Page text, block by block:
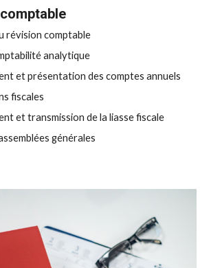
comptable
révision comptable
analytique
et présentation des comptes annuels
fiscales
et transmission de la liasse fiscale
générales